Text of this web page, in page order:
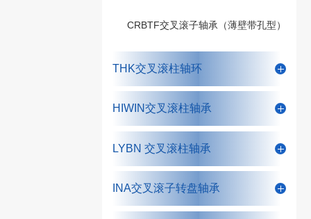
CRBTF交叉滚子轴承（薄壁带孔型）
THK交叉滚柱轴环
HIWIN交叉滚柱轴承
LYBN 交叉滚柱轴承
INA交叉滚子转盘轴承